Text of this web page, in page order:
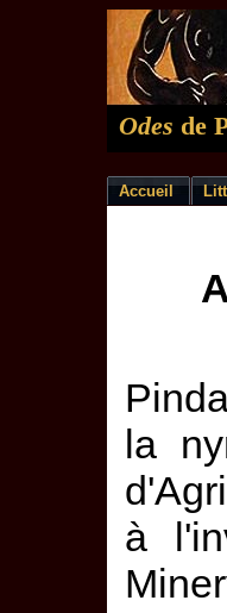
Odes de
Accueil
la
à